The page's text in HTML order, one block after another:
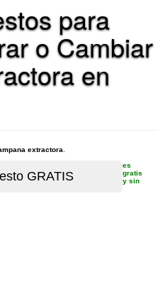
para
o Cambiar
en
extractora
es
gratis
y sin